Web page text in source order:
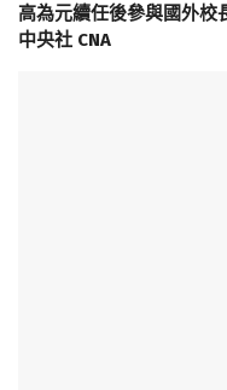
高為元續任後參與國外校
中央社 CNA